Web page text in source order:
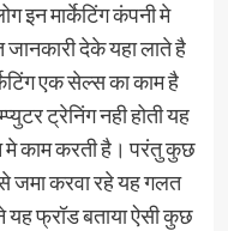
इन मार्केटिंग कंपनी मे
देके यहा लाते है
एक सेल्स का काम है
ट्रेनिंग नही होती यह
मे काम करती है। परंतु कुछ
जमा करवा रहे यह गलत
यह फ्रॉड बताया ऐसी कुछ